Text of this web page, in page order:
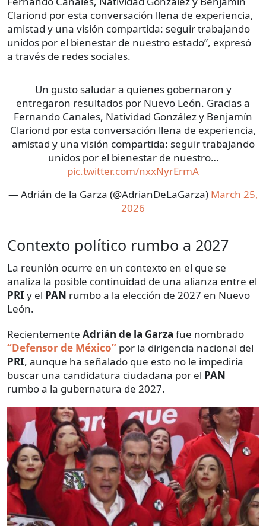
Clariond por esta conversación llena de experiencia,
amistad y una visión compartida: seguir trabajando
unidos por el bienestar de nuestro estado”, expresó
a través de redes sociales.
Un gusto saludar a quienes gobernaron y
entregaron resultados por Nuevo León. Gracias a
Fernando Canales, Natividad González y Benjamín
Clariond por esta conversación llena de experiencia,
amistad y una visión compartida: seguir trabajando
unidos por el bienestar de nuestro…
pic.twitter.com/nxxNyrErmA
— Adrián de la Garza (@AdrianDeLaGarza) March 25,
2026
Contexto político rumbo a 2027
La reunión ocurre en un contexto en el que se
analiza la posible continuidad de una alianza entre el
PRI y el PAN rumbo a la elección de 2027 en Nuevo
León.
Recientemente Adrián de la Garza fue nombrado
“Defensor de México” por la dirigencia nacional del
PRI, aunque ha señalado que esto no le impediría
buscar una candidatura ciudadana por el PAN
rumbo a la gubernatura de 2027.